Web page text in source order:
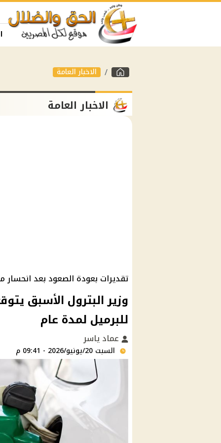
الاخبار العامة
الاخبار العامة
تقديرات بعودة الصعود بعد انحسار
للبرميل لمدة عام
عماد ياسر
السبت 20/يونيو/2026 - 09:41 م